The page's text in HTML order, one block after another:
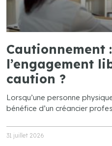
Cautionnement
l’engagement
caution ?
Lorsqu’une personne
bénéfice d’un créancier
31 juillet 2026